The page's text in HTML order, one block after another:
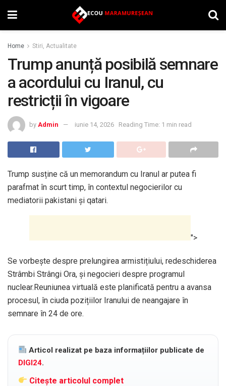
Home Stiri, Actualitate
Trump anunță posibilă semnare
a acordului cu Iranul, cu
restricții în vigoare
by Admin iunie 14, 2026 Reading Time: 1 min read
Trump susține că un memorandum cu Iranul ar putea fi
parafmat în scurt timp, în contextul negocierilor cu
mediatorii pakistani și qatari.
">
Se vorbește despre prelungirea armistițiului, redeschiderea
Strâmbi Strângi Ora, și negocieri despre programul
nuclear.Reuniunea virtuală este planificată pentru a avansa
procesul, în ciuda pozițiilor Iranului de neangajare în
semnare în 24 de ore.
Articol realizat pe baza informațiilor publicate de
DIGI24.
Citește articolul complet